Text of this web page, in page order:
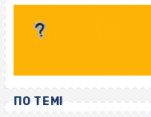
ПО ТЕМІ